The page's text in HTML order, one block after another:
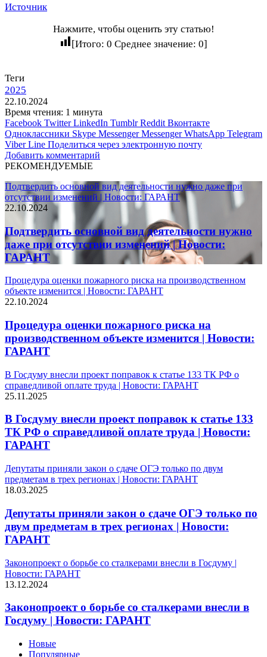
Источник
Нажмите, чтобы оценить эту статью!
[Итого: 0 Среднее значение: 0]
Теги
2025
22.10.2024
Время чтения: 1 минута
Facebook Twitter LinkedIn Tumblr Reddit Вконтакте
Одноклассники Skype Messenger Messenger WhatsApp Telegram
Viber Line Поделиться через электронную почту
Добавить комментарий
РЕКОМЕНДУЕМЫЕ
Подтвердить основной вид деятельности нужно даже при
отсутствии изменений | Новости: ГАРАНТ
22.10.2024
Подтвердить основной вид деятельности нужно
даже при отсутствии изменений | Новости:
ГАРАНТ
Процедура оценки пожарного риска на производственном
объекте изменится | Новости: ГАРАНТ
22.10.2024
Процедура оценки пожарного риска на
производственном объекте изменится | Новости:
ГАРАНТ
В Госдуму внесли проект поправок к статье 133 ТК РФ о
справедливой оплате труда | Новости: ГАРАНТ
25.11.2025
В Госдуму внесли проект поправок к статье 133
ТК РФ о справедливой оплате труда | Новости:
ГАРАНТ
Депутаты приняли закон о сдаче ОГЭ только по двум
предметам в трех регионах | Новости: ГАРАНТ
18.03.2025
Депутаты приняли закон о сдаче ОГЭ только по
двум предметам в трех регионах | Новости:
ГАРАНТ
Законопроект о борьбе со сталкерами внесли в Госдуму |
Новости: ГАРАНТ
13.12.2024
Законопроект о борьбе со сталкерами внесли в
Госдуму | Новости: ГАРАНТ
Новые
Популярные